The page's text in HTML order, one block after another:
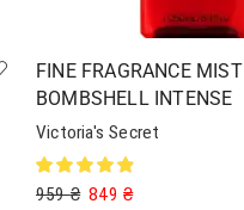
FINE FRAGRANCE MIST
BOMBSHELL INTENSE
Victoria's Secret
959₴ 849₴